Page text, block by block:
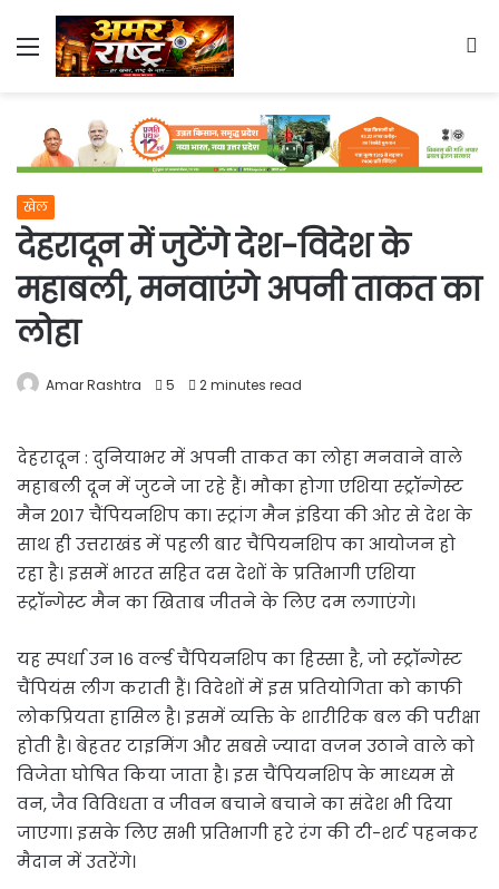
Menu
खेल
देहरादून में जुटेंगे देश-विदेश के
महाबली, मनवाएंगे अपनी ताकत का
लोहा
Amar Rashtra 5 2 minutes read
देहरादून : दुनियाभर में अपनी ताकत का लोहा मनवाने वाले
महाबली दून में जुटने जा रहे हैं। मौका होगा एशिया स्ट्रॉन्गेस्ट
मैन 2017 चैंपियनशिप का। स्ट्रांग मैन इंडिया की ओर से देश के
साथ ही उत्तराखंड में पहली बार चैंपियनशिप का आयोजन हो
रहा है। इसमें भारत सहित दस देशों के प्रतिभागी एशिया
स्ट्रॉन्गेस्ट मैन का खिताब जीतने के लिए दम लगाएंगे।
यह स्पर्धा उन 16 वर्ल्‍ड चैंपियनशिप का हिस्सा है, जो स्ट्रॉन्गेस्ट
चैंपियंस लीग कराती हैं। विदेशों में इस प्रतियोगिता को काफी
लोकप्रियता हासिल है। इसमें व्यक्ति के शारीरिक बल की परीक्षा
होती है। बेहतर टाइमिंग और सबसे ज्यादा वजन उठाने वाले को
विजेता घोषित किया जाता है। इस चैंपियनशिप के माध्यम से
वन, जैव विविधता व जीवन बचाने बचाने का संदेश भी दिया
जाएगा। इसके लिए सभी प्रतिभागी हरे रंग की टी-शर्ट पहनकर
मैदान में उतरेंगे।